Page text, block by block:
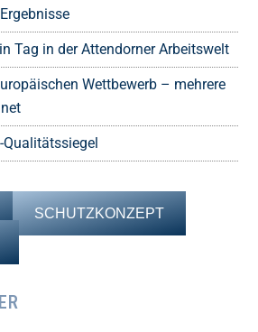
Tag in der Attendorner Arbeitswelt
Wettbewerb – mehrere
SCHUTZKONZEPT